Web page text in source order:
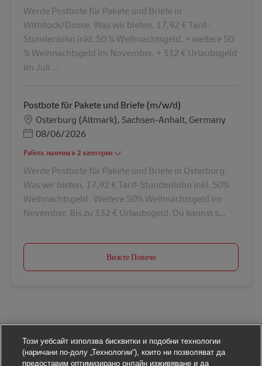
Werde Postbote für Pakete und Briefe in
Wittstock/Dosse. Was wir bieten. 17,92 € Tarif-
Stundenlohn inkl. 50 % Weihnachtsgeld. + weitere 50
% Weihnachtsgeld im November. + 332 € Urlaubsgeld
im Juli ...
Postbote für Pakete und Briefe (m/w/d)
Местоположение
Osterburg (Altmark), Sachsen-Anhalt, Germany
Posted Date
08/06/2026
Работа, налична в 2 категории
Werde Postbote für Pakete und Briefe in Osterburg.
Was wir bieten. 17,92 € Tarif-Stundenlohn inkl. 50%
Weihnachtsgeld . Weitere 50% Weihnachtsgeld im
November. Bis zu 332 € Urlaubsgeld. Du kannst s...
Вижте Повече
Този уебсайт използва бисквитки и подобни технологии
(наричани по-долу „Технологии“), които ни позволяват да
предоставим оптимизирано онлайн изживяване и да